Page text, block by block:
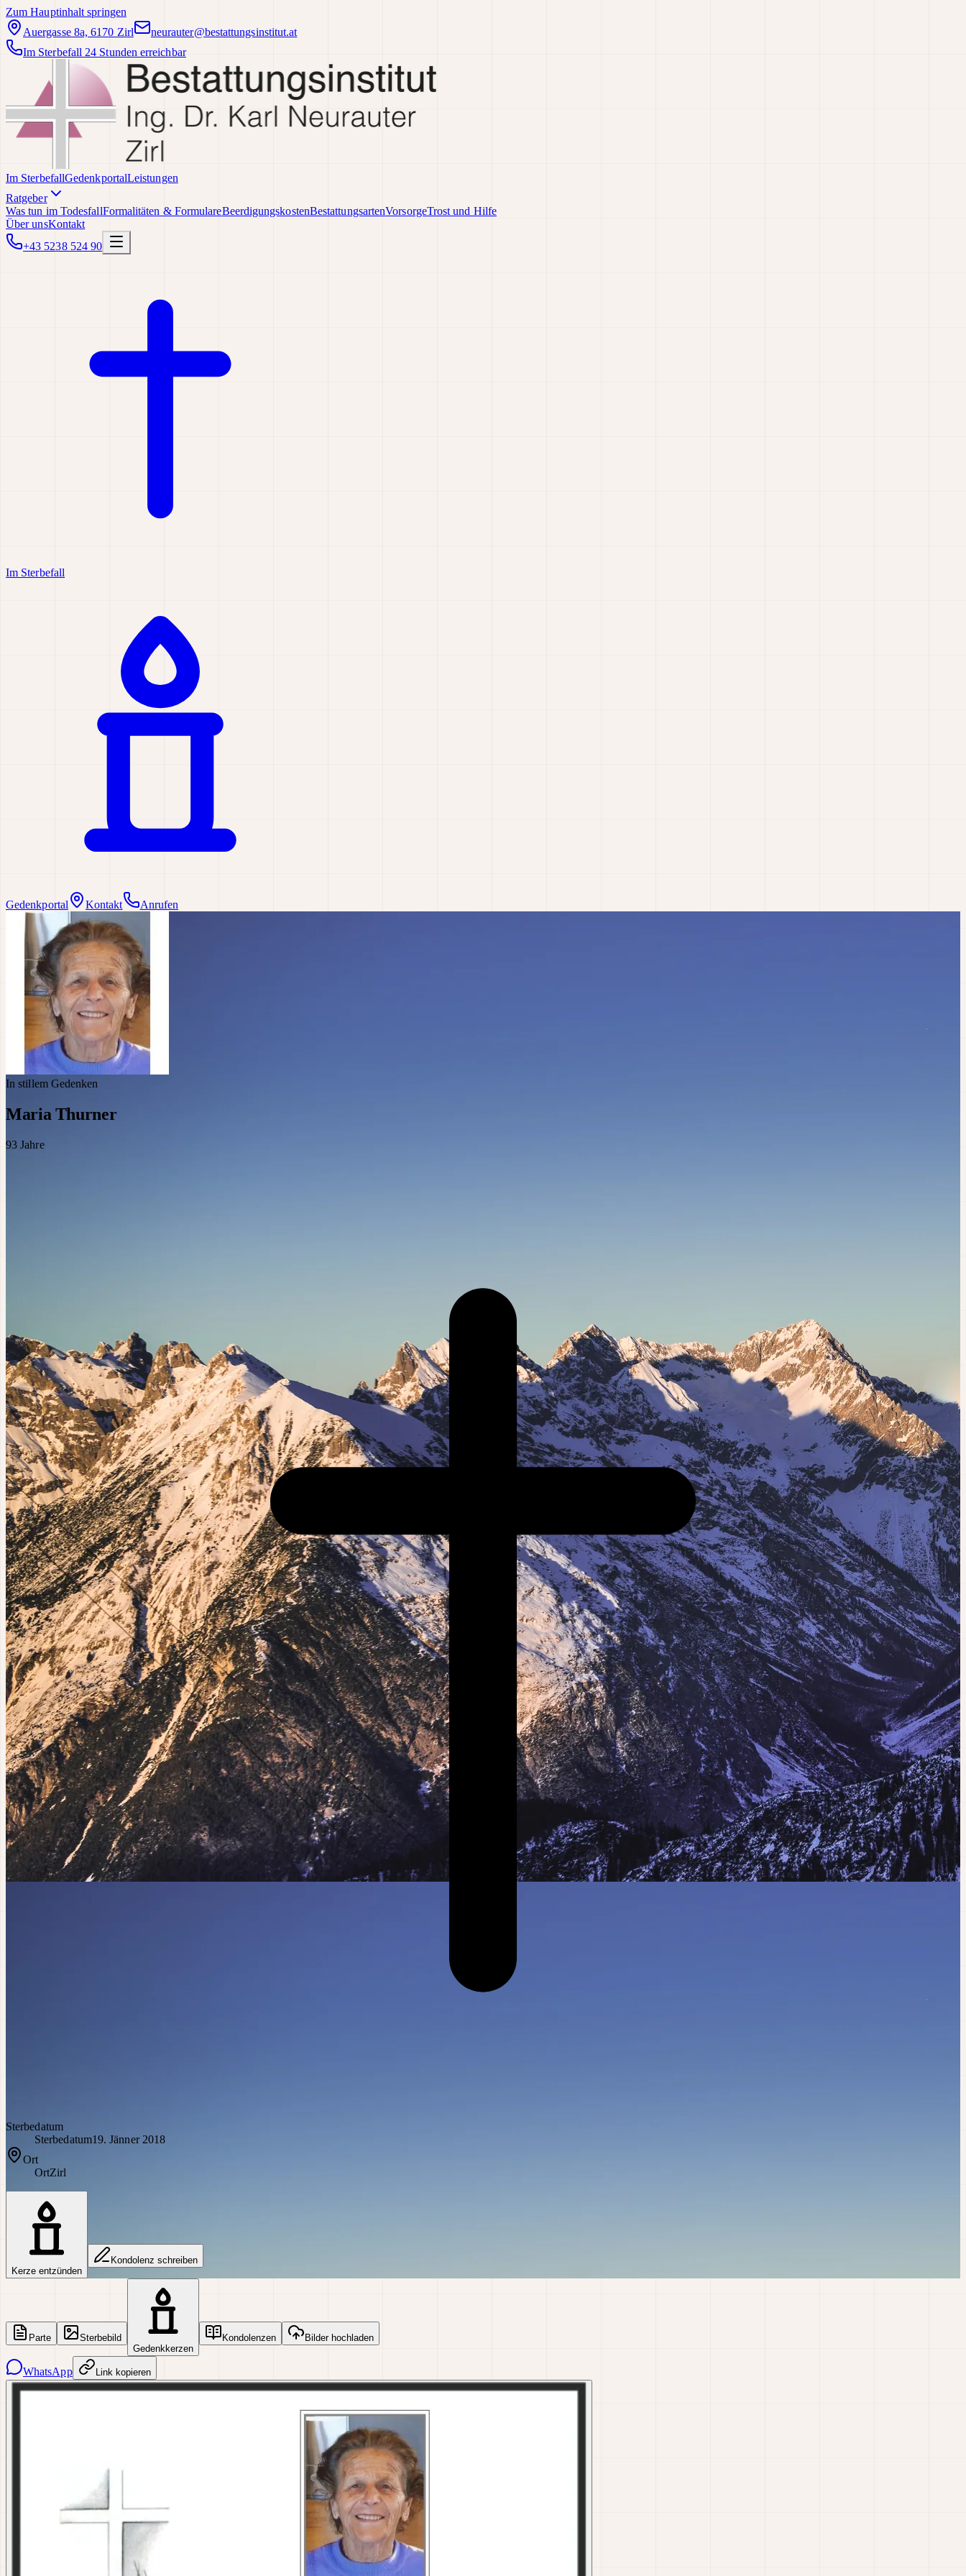
Zum Hauptinhalt springen
Auergasse 8a, 6170 Zirl
neurauter@bestattungsinstitut.at
Im Sterbefall 24 Stunden erreichbar
Im SterbefallGedenkportalLeistungen
Ratgeber
Was tun im TodesfallFormalitäten & FormulareBeerdigungskostenBestattungsartenVorsorgeTrost und Hilfe
Über unsKontakt
+43 5238 524 90
Im Sterbefall
Gedenkportal Kontakt Anrufen
In stillem Gedenken
Maria Thurner
93 Jahre
Sterbedatum
Sterbedatum19. Jänner 2018
Ort
OrtZirl
Kerze entzünden
Kondolenz schreiben
Parte
Sterbebild
Gedenkkerzen
Kondolenzen Bilder hochladen
WhatsApp Link kopieren